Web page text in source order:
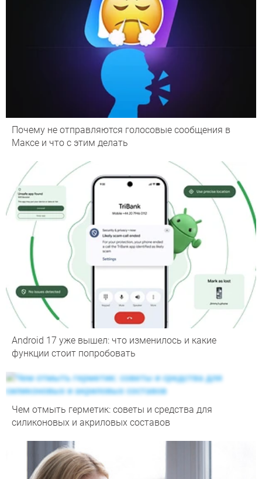
Почему не отправляются голосовые сообщения в
Максе и что с этим делать
Android 17 уже вышел: что изменилось и какие
функции стоит попробовать
Чем отмыть герметик: советы и средства для
силиконовых и акриловых составов